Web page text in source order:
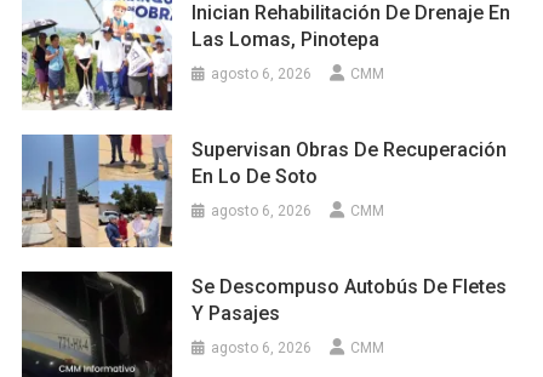
Inician Rehabilitación De Drenaje En
Las Lomas, Pinotepa
agosto 6, 2026 CMM
Supervisan Obras De Recuperación
En Lo De Soto
agosto 6, 2026 CMM
Se Descompuso Autobús De Fletes
Y Pasajes
agosto 6, 2026 CMM